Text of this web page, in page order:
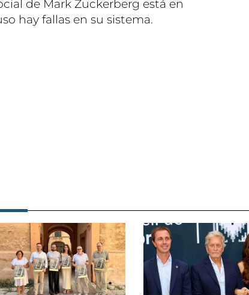
de Mark Zuckerberg está en
hay fallas en su sistema.